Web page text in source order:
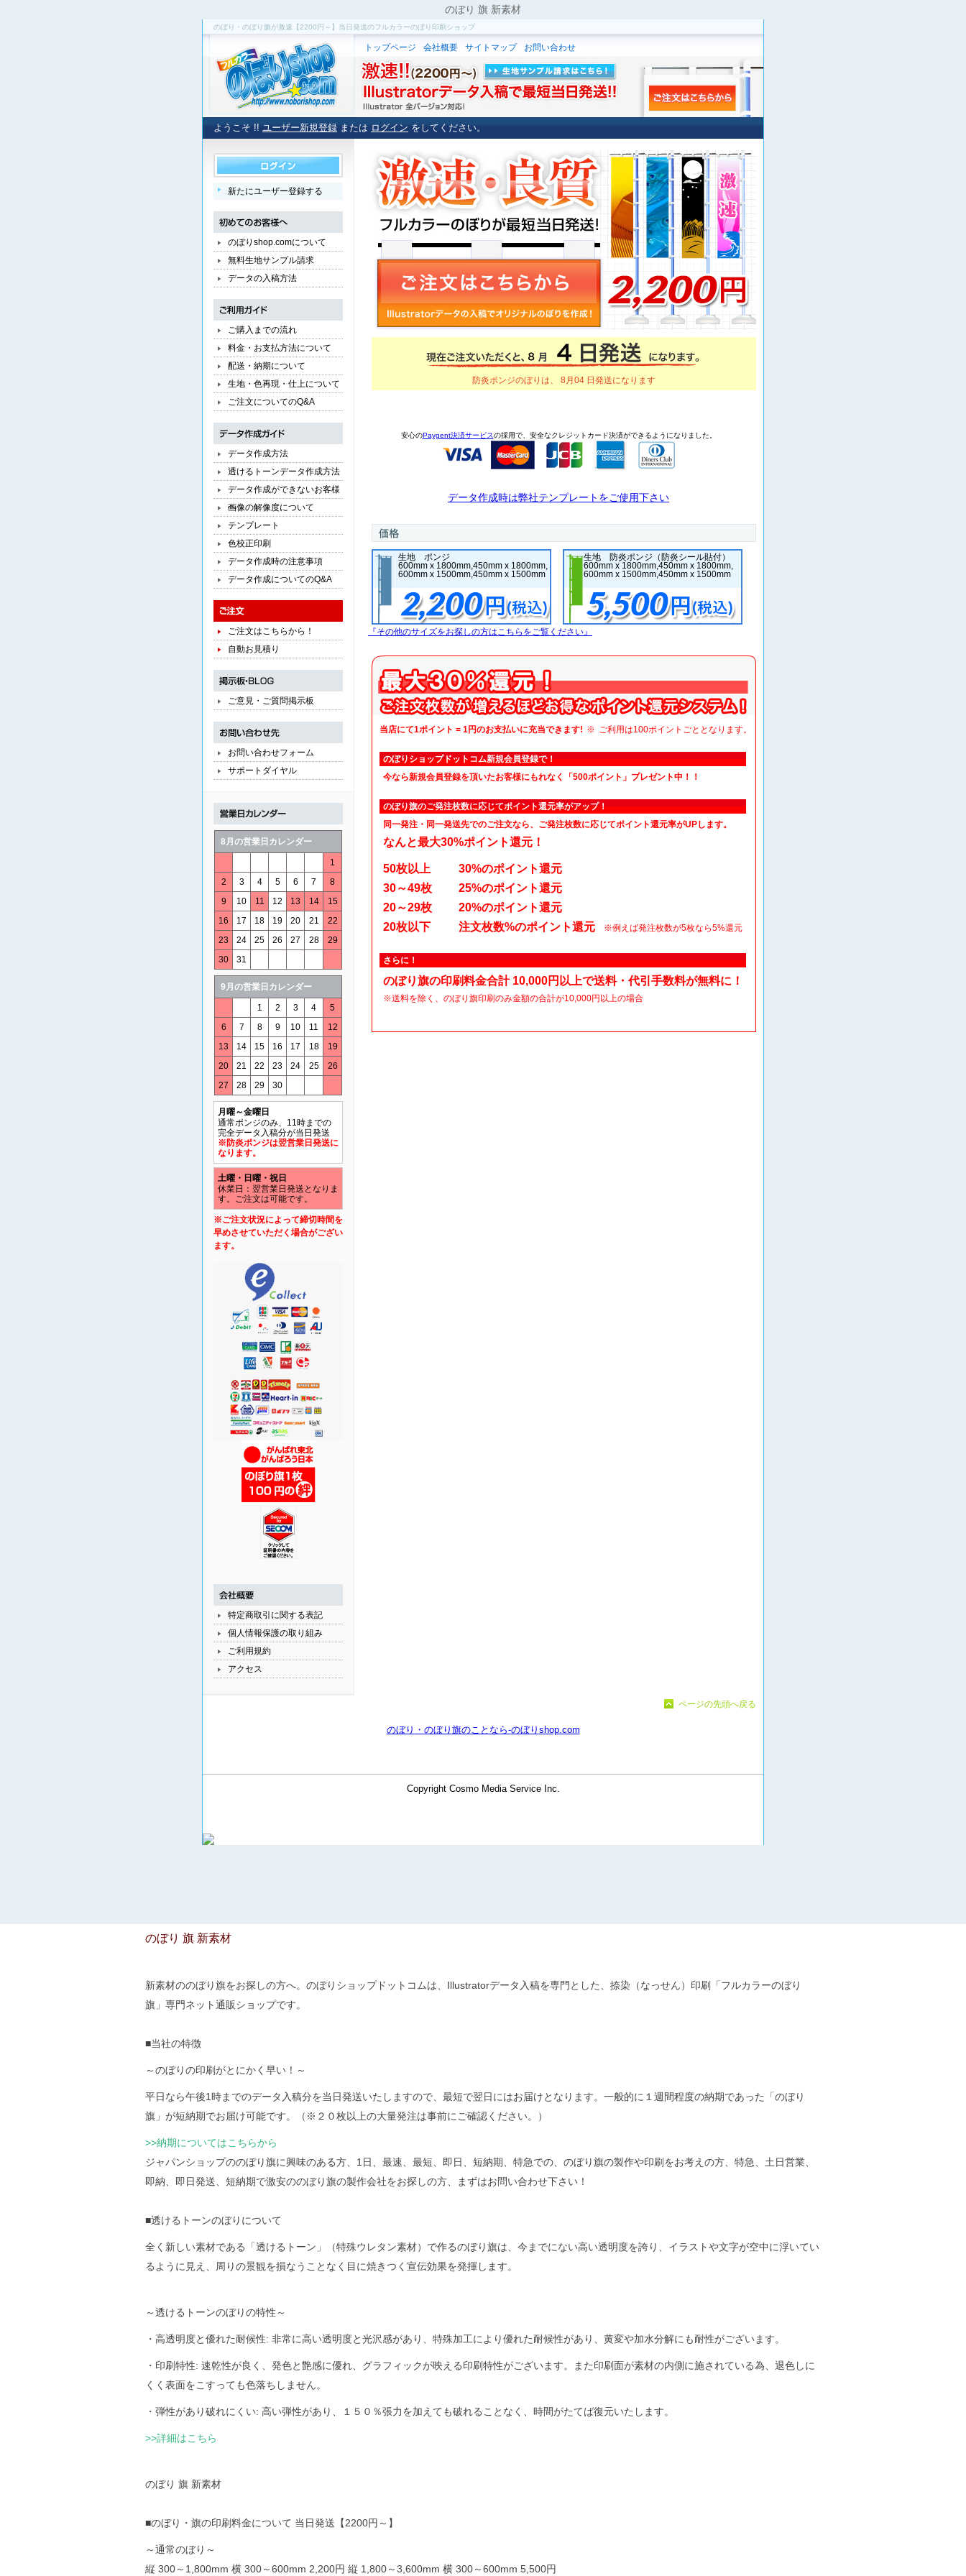
のぼり 旗 新素材
のぼり 旗 新素材
新素材ののぼり旗をお探しの方へ。のぼりショップドットコムは、Illustratorデータ入稿を専門とした、捺染（なっせん）印刷「フルカラーのぼり
旗」専門ネット通販ショップです。
■当社の特徴
～のぼりの印刷がとにかく早い！～
平日なら午後1時までのデータ入稿分を当日発送いたしますので、最短で翌日にはお届けとなります。一般的に１週間程度の納期であった「のぼり
旗」が短納期でお届け可能です。（※２０枚以上の大量発注は事前にご確認ください。）
>>納期についてはこちらから
ジャパンショップののぼり旗に興味のある方、1日、最速、最短、即日、短納期、特急での、のぼり旗の製作や印刷をお考えの方、特急、土日営業、
即納、即日発送、短納期で激安ののぼり旗の製作会社をお探しの方、まずはお問い合わせ下さい！
■透けるトーンのぼりについて
全く新しい素材である「透けるトーン」（特殊ウレタン素材）で作るのぼり旗は、今までにない高い透明度を誇り、イラストや文字が空中に浮いてい
るように見え、周りの景観を損なうことなく目に焼きつく宣伝効果を発揮します。
～透けるトーンのぼりの特性～
・高透明度と優れた耐候性: 非常に高い透明度と光沢感があり、特殊加工により優れた耐候性があり、黄変や加水分解にも耐性がございます。
・印刷特性: 速乾性が良く、発色と艶感に優れ、グラフィックが映える印刷特性がございます。また印刷面が素材の内側に施されている為、退色しに
くく表面をこすっても色落ちしません。
・弾性があり破れにくい: 高い弾性があり、１５０％張力を加えても破れることなく、時間がたてば復元いたします。
>>詳細はこちら
のぼり 旗 新素材
■のぼり・旗の印刷料金について 当日発送【2200円～】
～通常のぼり～
縦 300～1,800mm 横 300～600mm 2,200円 縦 1,800～3,600mm 横 300～600mm 5,500円